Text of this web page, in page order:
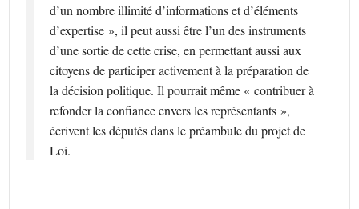
d’un nombre illimité d’informations et d’éléments
d’expertise », il peut aussi être l’un des instruments
d’une sortie de cette crise, en permettant aussi aux
citoyens de participer activement à la préparation de
la décision politique. Il pourrait même « contribuer à
refonder la confiance envers les représentants »,
écrivent les députés dans le préambule du projet de
Loi.